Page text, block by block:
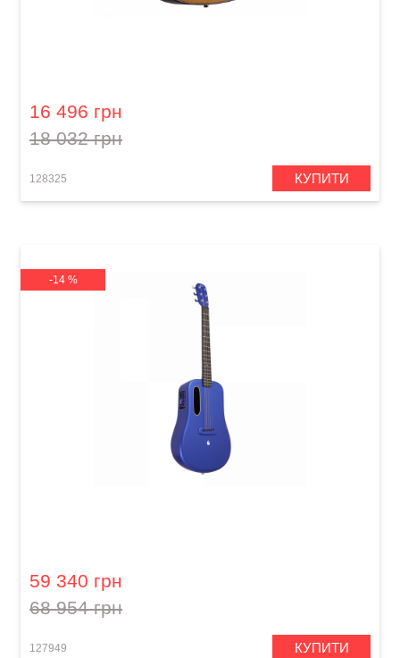
16 496 грн
18 032 грн
128325 КУПИТИ
-14 %
59 340 грн
68 954 грн
127949 КУПИТИ